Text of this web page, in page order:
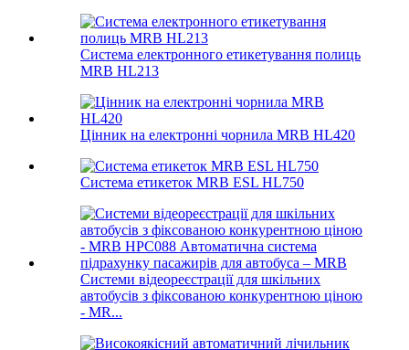
Система електронного етикетування полиць
MRB HL213
Цінник на електронні чорнила MRB HL420
Система етикеток MRB ESL HL750
Системи відеореєстрації для шкільних
автобусів з фіксованою конкурентною ціною
- MR...